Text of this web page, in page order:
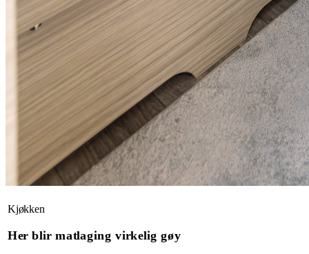
Kjøkken
Her blir matlaging virkelig gøy